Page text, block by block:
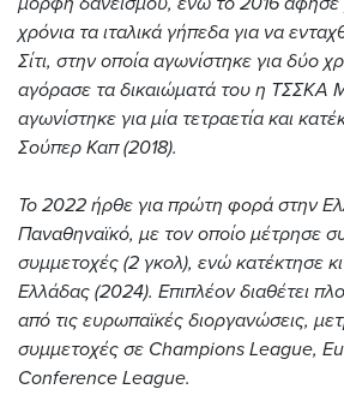
χρόνια τα ιταλικά γήπεδα για να
Σίτι, στην οποία αγωνίστηκε για δύο
αγόρασε τα δικαιώματά του η ΤΣΣΚΑ
αγωνίστηκε για μία τετραετία και
Σούπερ Καπ (2018).
To 2022 ήρθε για πρώτη φορά στην
Παναθηναϊκό, με τον οποίο μέτρησε
συμμετοχές (2 γκολ), ενώ κατέκτησε
Ελλάδας (2024). Επιπλέον διαθέτει
από τις ευρωπαϊκές διοργανώσεις,
συμμετοχές σε Champions League,
Conference League.